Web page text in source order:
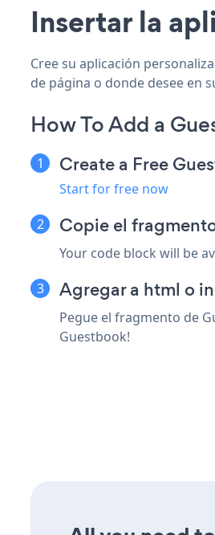
Insertar la
Cree su aplicación
de página o donde desee en
How To Add a
Create a Free
Start for free now
Copie el
Your code block will be
Agregar a html o
Pegue el fragmento de
Guestbook!